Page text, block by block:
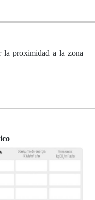
la proximidad a la zona